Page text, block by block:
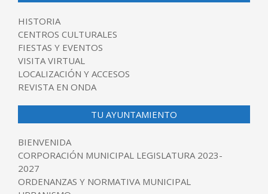
HISTORIA
CENTROS CULTURALES
FIESTAS Y EVENTOS
VISITA VIRTUAL
LOCALIZACIÓN Y ACCESOS
REVISTA EN ONDA
TU AYUNTAMIENTO
BIENVENIDA
CORPORACIÓN MUNICIPAL LEGISLATURA 2023-
2027
ORDENANZAS Y NORMATIVA MUNICIPAL